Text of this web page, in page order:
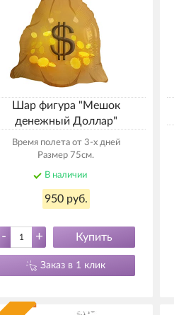
Шар фигура "Мешок
денежный Доллар"
Время полета от 3-х дней
Размер 75см.
В наличии
950 руб.
- + Купить
Заказ в 1 клик